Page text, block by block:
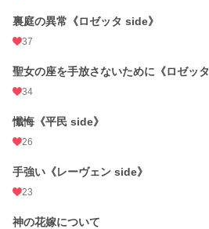
裏庭の異常《ロゼッタ side》
37
聖女の座を手放さないために《ロゼッ
34
懺悔《平民 side》
26
手強い《レーヴェン side》
23
神の花嫁について